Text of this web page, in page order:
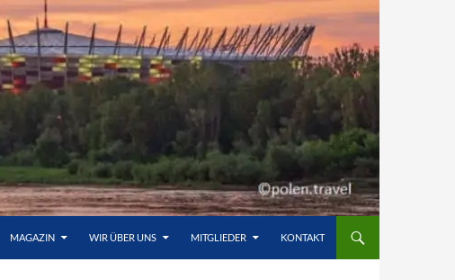
MAGAZIN WIR ÜBER UNS MITGLIEDER KONTAKT